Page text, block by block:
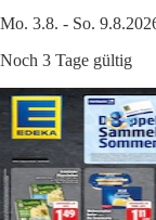
Mo. 3.8. - So.
Noch 3 Tage gültig